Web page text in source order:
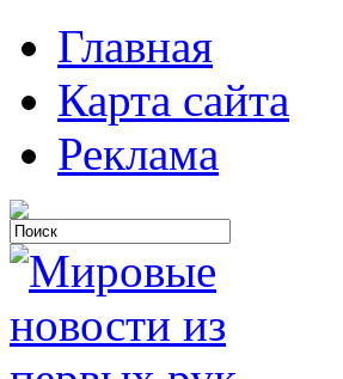
Главная
Карта сайта
Реклама